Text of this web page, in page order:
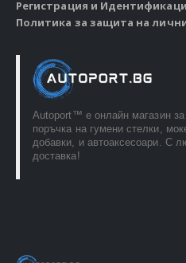
Регистрация и
Политика за защита на
Autoport™ e онлайн магазин
поръчка на гумени стелки,
добавки, и автоаксесоари. С
доставка!